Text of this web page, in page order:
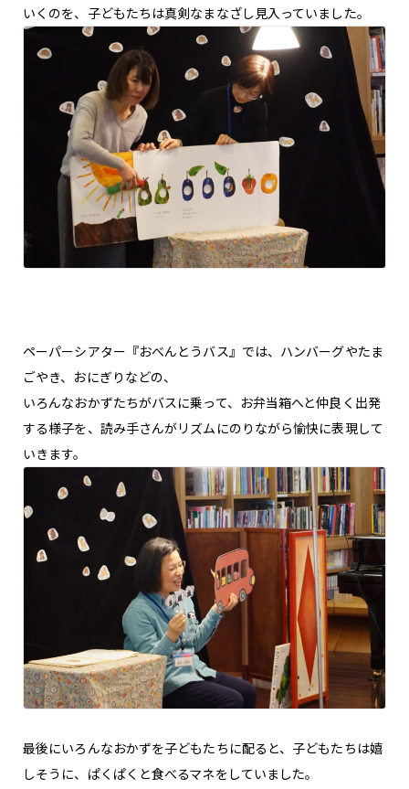
いくのを、子どもたちは真剣なまなざし見入っていました。
ペーパーシアター『おべんとうバス』では、ハンバーグやたま
ごやき、おにぎりなどの、
いろんなおかずたちがバスに乗って、お弁当箱へと仲良く出発
する様子を、読み手さんがリズムにのりながら愉快に表現して
いきます。
最後にいろんなおかずを子どもたちに配ると、子どもたちは嬉
しそうに、ぱくぱくと食べるマネをしていました。